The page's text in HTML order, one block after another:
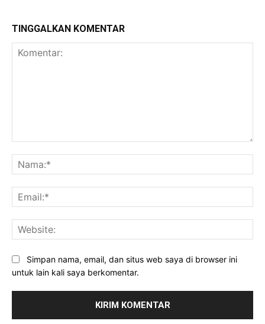
TINGGALKAN KOMENTAR
Simpan nama, email, dan situs web saya di browser ini
untuk lain kali saya berkomentar.